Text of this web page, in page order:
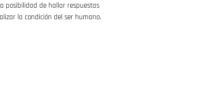
posibilidad de hallar respuestas
la condición del ser humano.